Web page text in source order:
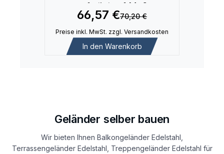
gefertigt auf Maß
66,57 €70,20 €
Preise inkl. MwSt. zzgl. Versandkosten
In den Warenkorb
Geländer selber bauen
Wir bieten Ihnen Balkongeländer Edelstahl,
Terrassengeländer Edelstahl, Treppengeländer Edelstahl für